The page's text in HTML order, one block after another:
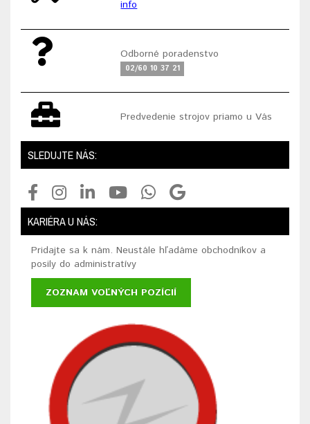
info
Odborné poradenstvo
02/60 10 37 21
Predvedenie strojov priamo u Vás
SLEDUJTE NÁS:
KARIÉRA U NÁS:
Pridajte sa k nám. Neustále hľadáme obchodníkov a
posily do administratívy
ZOZNAM VOĽNÝCH POZÍCIÍ